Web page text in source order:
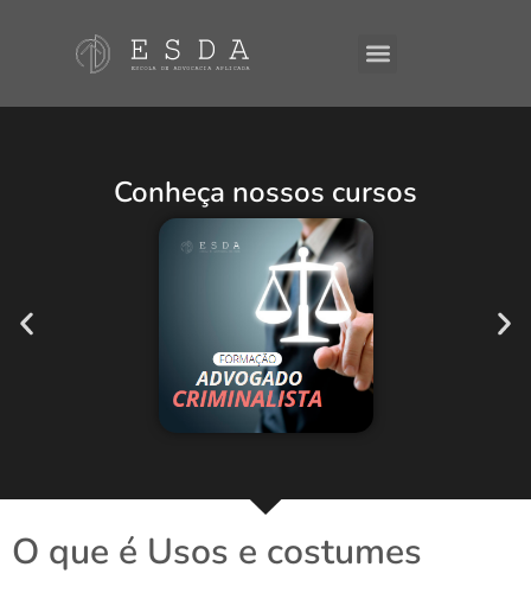
Conheça nossos cursos
O que é Usos e costumes